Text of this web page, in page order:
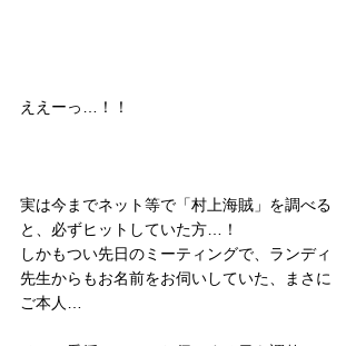
ええーっ…！！
実は今までネット等で「村上海賊」を調べる
と、必ずヒットしていた方…！
しかもつい先日のミーティングで、ランディ
先生からもお名前をお伺いしていた、まさに
ご本人…